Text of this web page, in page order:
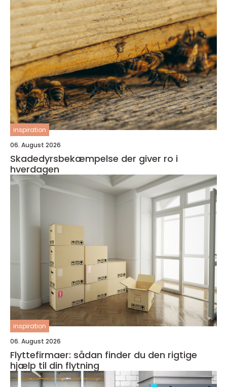
inspiration
06. August 2026
Skadedyrsbekæmpelse der giver ro i
hverdagen
inspiration
06. August 2026
Flyttefirmaer: sådan finder du den rigtige
hjælp til din flytning